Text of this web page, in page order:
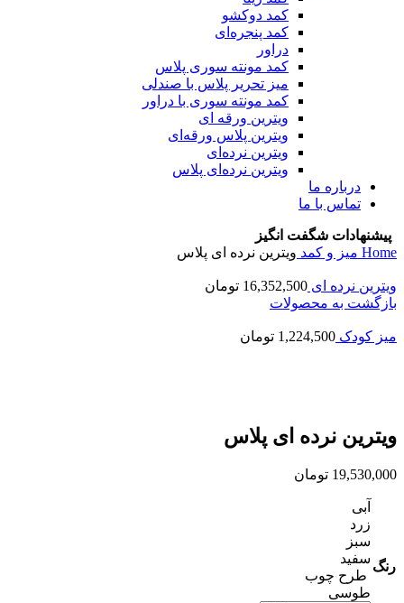
کمد دوکشو
کمد پنجره‌ای
دراور
کمد مونته سوری پلاس
میز تحریر پلاس با صندلی
کمد مونته سوری با دراور
ویترین ورقه ای
ویترین پلاس ورقه‌ای
ویترین نرده‌ای
ویترین نرده‌ای پلاس
درباره ما
تماس با ما
پیشنهادات شگفت انگیز
Home میز و کمد ویترین نرده ای پلاس
ویترین نرده ای 16,352,500 تومان
بازگشت به محصولات
میز کودک 1,224,500 تومان
ویترین نرده ای پلاس
19,530,000 تومان
رنگ
آبی
زرد
سبز
سفید
طرح چوب
طوسی